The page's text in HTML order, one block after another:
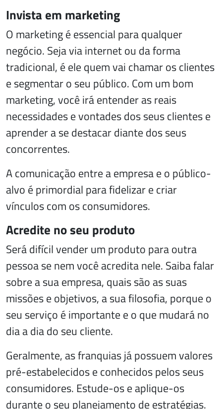
Invista em marketing
O marketing é essencial para qualquer
negócio. Seja via internet ou da forma
tradicional, é ele quem vai chamar os clientes
e segmentar o seu público. Com um bom
marketing, você irá entender as reais
necessidades e vontades dos seus clientes e
aprender a se destacar diante dos seus
concorrentes.
A comunicação entre a empresa e o público-
alvo é primordial para fidelizar e criar
vínculos com os consumidores.
Acredite no seu produto
Será difícil vender um produto para outra
pessoa se nem você acredita nele. Saiba falar
sobre a sua empresa, quais são as suas
missões e objetivos, a sua filosofia, porque o
seu serviço é importante e o que mudará no
dia a dia do seu cliente.
Geralmente, as franquias já possuem valores
pré-estabelecidos e conhecidos pelos seus
consumidores. Estude-os e aplique-os
durante o seu planejamento de estratégias.